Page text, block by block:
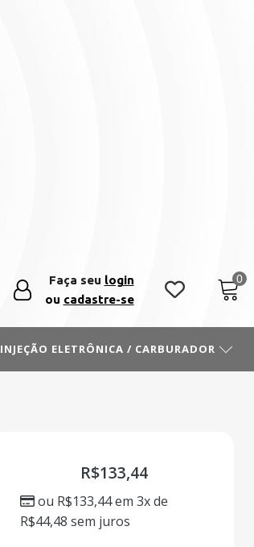
Faça seu login
ou cadastre-se
INJEÇÃO ELETRÔNICA / CARBURADOR
R$133,44
ou R$133,44em 3x de
R$44,48 sem juros